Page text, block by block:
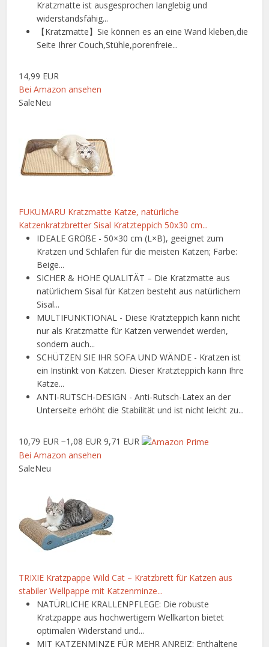
Kratzmatte ist ausgesprochen langlebig und
widerstandsfähig...
【Kratzmatte】Sie können es an eine Wand kleben,die
Seite Ihrer Couch,Stühle,porenfreie...
14,99 EUR
Bei Amazon ansehen
SaleNeu
FUKUMARU Kratzmatte Katze, natürliche
Katzenkratzbretter Sisal Kratzteppich 50x30 cm...
IDEALE GRÖßE - 50×30 cm (L×B), geeignet zum
Kratzen und Schlafen für die meisten Katzen; Farbe:
Beige...
SICHER & HOHE QUALITÄT – Die Kratzmatte aus
natürlichem Sisal für Katzen besteht aus natürlichem
Sisal...
MULTIFUNKTIONAL - Diese Kratzteppich kann nicht
nur als Kratzmatte für Katzen verwendet werden,
sondern auch...
SCHÜTZEN SIE IHR SOFA UND WÄNDE - Kratzen ist
ein Instinkt von Katzen. Dieser Kratzteppich kann Ihre
Katze...
ANTI-RUTSCH-DESIGN - Anti-Rutsch-Latex an der
Unterseite erhöht die Stabilität und ist nicht leicht zu...
10,79 EUR −1,08 EUR 9,71 EUR
Bei Amazon ansehen
SaleNeu
TRIXIE Kratzpappe Wild Cat – Kratzbrett für Katzen aus
stabiler Wellpappe mit Katzenminze...
NATÜRLICHE KRALLENPFLEGE: Die robuste
Kratzpappe aus hochwertigem Wellkarton bietet
optimalen Widerstand und...
MIT KATZENMINZE FÜR MEHR ANREIZ: Enthaltene